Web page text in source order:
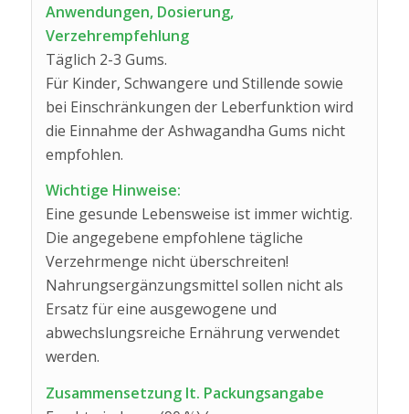
Anwendungen, Dosierung,
Verzehrempfehlung
Täglich 2-3 Gums.
Für Kinder, Schwangere und Stillende sowie
bei Einschränkungen der Leberfunktion wird
die Einnahme der Ashwagandha Gums nicht
empfohlen.
Wichtige Hinweise:
Eine gesunde Lebensweise ist immer wichtig.
Die angegebene empfohlene tägliche
Verzehrmenge nicht überschreiten!
Nahrungsergänzungsmittel sollen nicht als
Ersatz für eine ausgewogene und
abwechslungsreiche Ernährung verwendet
werden.
Zusammensetzung lt. Packungsangabe